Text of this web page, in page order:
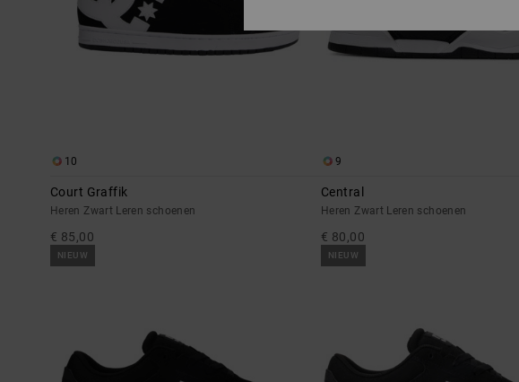
10
Court Graffik
Heren Zwart Leren schoenen
€ 85,00
9
Central
Heren Zwart Leren schoenen
€ 80,00
NIEUW NIEUW